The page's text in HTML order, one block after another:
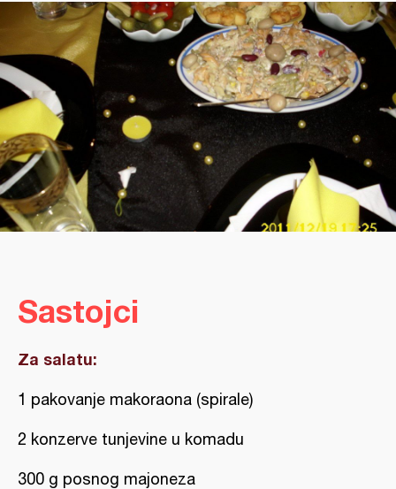
Sastojci
Za salatu:
1 pakovanje makoraona (spirale)
2 konzerve tunjevine u komadu
300 g posnog majoneza